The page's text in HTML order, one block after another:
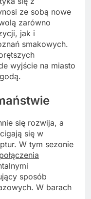
ze sobą nowe
zarówno
jak i
smakowych.
wyjście na miasto
się rozwija, a
się w
W tym sezonie
połączenia
sposób
W barach